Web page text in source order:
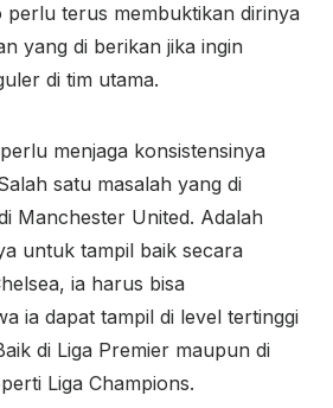
perlu terus membuktikan dirinya
yang di berikan jika ingin
di tim utama.
menjaga konsistensinya
satu masalah yang di
Manchester United. Adalah
untuk tampil baik secara
ia harus bisa
ia dapat tampil di level tertinggi
di Liga Premier maupun di
Liga Champions.